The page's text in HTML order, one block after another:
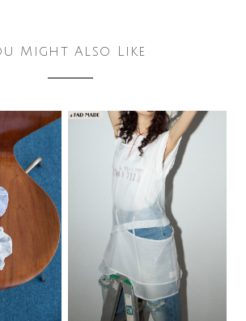
Might Also Like